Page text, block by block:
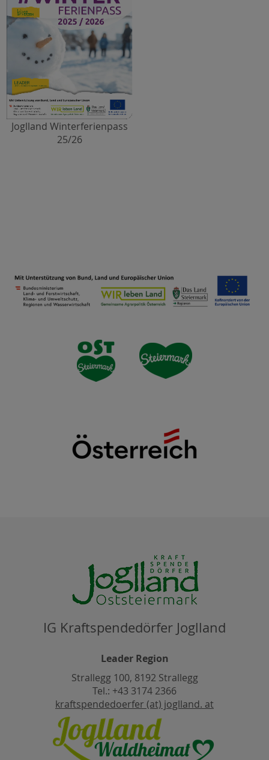
Joglland Winterferienpass
25/26
IG Kraftspendedörfer Joglland
Leader Region
Strallegg 100, 8192 Strallegg
Tel.: +43 3174 2366
kraftspendedoerfer (at) joglland. at